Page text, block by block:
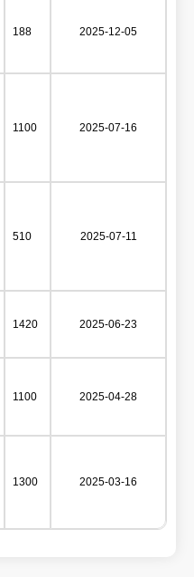
188 2025-12-05
1100 2025-07-16
510 2025-07-11
1420 2025-06-23
1100 2025-04-28
1300 2025-03-16